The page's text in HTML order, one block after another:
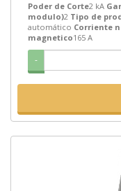
Poder de Corte2 kA
modulo)2 Tipo de
automático Corriente
magnetico165 A
-